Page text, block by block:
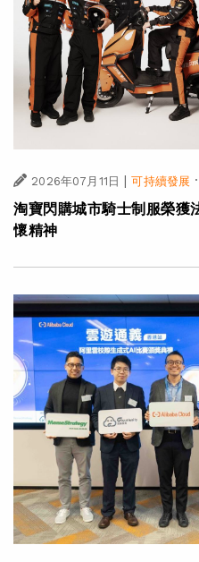
2026年07月11日 可持續發展 ·
淘寶閃購城市騎士制服榮
懷精神